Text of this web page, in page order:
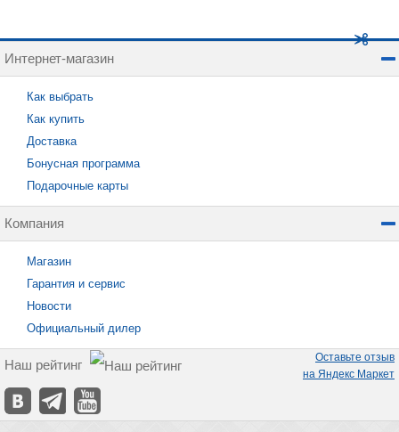
Интернет-магазин
Как выбрать
Как купить
Доставка
Бонусная программа
Подарочные карты
Компания
Магазин
Гарантия и сервис
Новости
Официальный дилер
Наш рейтинг
Оставьте отзыв
на Яндекс Маркет